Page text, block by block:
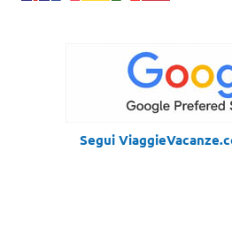
Segui